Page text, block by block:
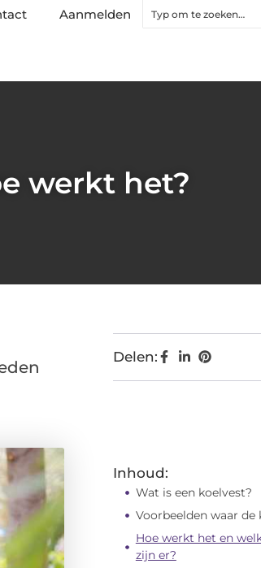
Aanmelden
werkt het?
Delen:
Inhoud:
Wat is een koelvest?
Voorbeelden waar
Hoe werkt het en
zijn er?